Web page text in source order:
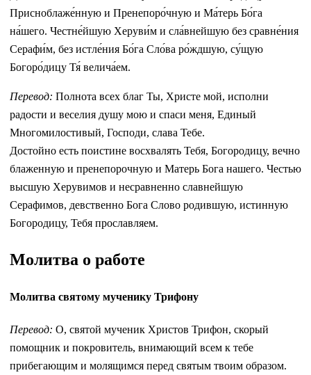
Присноблаже́нную и Пренепоро́чную и Ма́терь Бо́га
на́шего. Честне́йшую Херуви́м и сла́внейшую без сравне́ния
Серафи́м, без истле́ния Бо́га Сло́ва ро́ждшую, су́щую
Богоро́дицу Тя́ велича́ем.
Перевод: Полнота всех благ Ты, Христе мой, исполни
радости и веселия душу мою и спаси меня, Единый
Многомилостивый, Господи, слава Тебе.
Достойно есть поистине восхвалять Тебя, Богородицу, вечно
блаженную и пренепорочную и Матерь Бога нашего. Честью
высшую Херувимов и несравненно славнейшую
Серафимов, девственно Бога Слово родившую, истинную
Богородицу, Тебя прославляем.
Молитва о работе
Молитва святому мученику Трифону
Перевод: О, святой мученик Христов Трифон, скорый
помощник и покровитель, внимающий всем к тебе
прибегающим и молящимся перед святым твоим образом.